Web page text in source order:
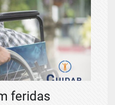
feridas